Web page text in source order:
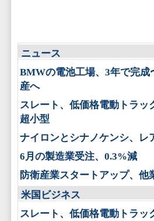
ニュース
BMWの電池工場、3年で完
産へ
スレート、低価格電動トラッ
超小型
ナイロンとシナノケンシ、レ
6月の製造業受注、0.3%減
防衛産業スタートアップ、
米国ビジネス
スレート、低価格電動トラッ